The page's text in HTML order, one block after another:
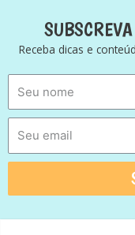
Receba dicas e